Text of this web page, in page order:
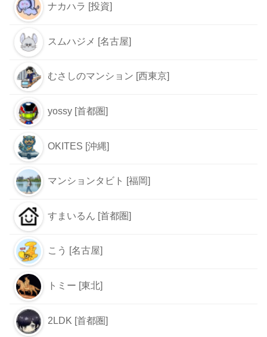
ナカハラ [投資]
スムハジメ [名古屋]
むさしのマンション [西東京]
yossy [首都圏]
OKITES [沖縄]
マンションタビト [福岡]
すまいるん [首都圏]
こう [名古屋]
トミー [東北]
2LDK [首都圏]